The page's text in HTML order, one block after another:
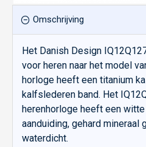
Omschrijving
Het Danish Design
voor heren naar het model
horloge heeft een titanium
kalfslederen band. Het
herenhorloge heeft een
aanduiding, gehard mineraal
waterdicht.